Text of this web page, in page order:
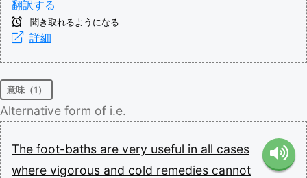
翻訳する
聞き取れるようになる
詳細
意味（1）
Alternative form of i.e.
The foot-baths are very useful in all cases
where vigorous and cold remedies cannot